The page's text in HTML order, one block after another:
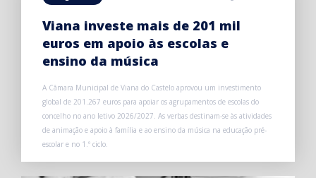
Viana investe mais de 201 mil
euros em apoio às escolas e
ensino da música
A Câmara Municipal de Viana do Castelo aprovou um investimento
global de 201.267 euros para apoiar os agrupamentos de escolas do
concelho no ano letivo 2026/2027. As verbas destinam-se às atividades
de animação e apoio à família e ao ensino da música na educação pré-
escolar e no 1.º ciclo.